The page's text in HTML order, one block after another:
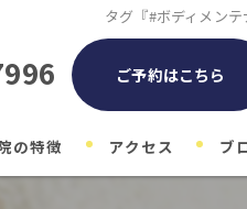
タグ『#ボディメン
ご予約はこちら
の特徴 アクセス ブ